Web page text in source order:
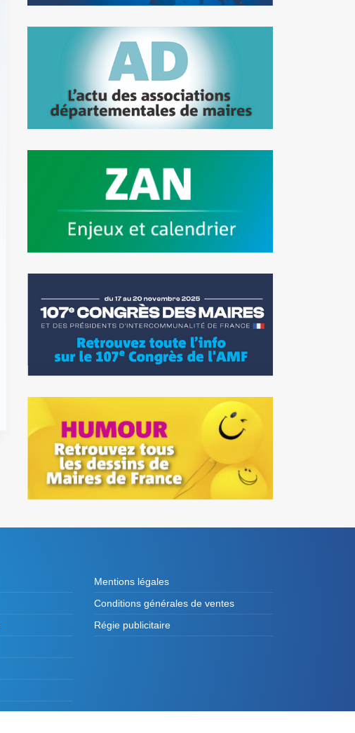
Mentions légales
Conditions générales de ventes
Régie publicitaire